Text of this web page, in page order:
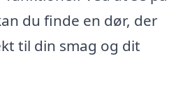
du finde en dør, der
til din smag og dit